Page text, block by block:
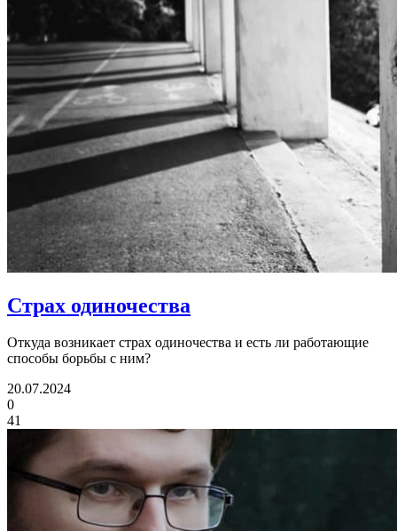
Страх одиночества
Откуда возникает страх одиночества и есть ли работающие
способы борьбы с ним?
20.07.2024
0
41